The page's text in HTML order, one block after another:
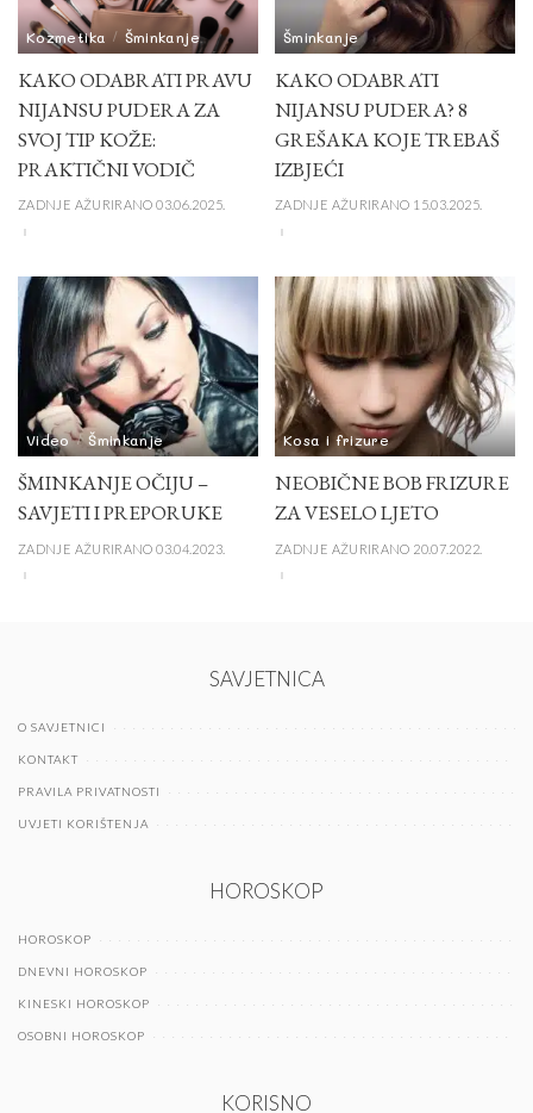
Kozmetika Šminkanje
KAKO ODABRATI PRAVU
NIJANSU PUDERA ZA
SVOJ TIP KOŽE:
PRAKTIČNI VODIČ
ZADNJE AŽURIRANO 03.06.2025.
Šminkanje
KAKO ODABRATI
NIJANSU PUDERA? 8
GREŠAKA KOJE TREBAŠ
IZBJEĆI
ZADNJE AŽURIRANO 15.03.2025.
Video Šminkanje
ŠMINKANJE OČIJU –
SAVJETI I PREPORUKE
ZADNJE AŽURIRANO 03.04.2023.
Kosa i frizure
NEOBIČNE BOB FRIZURE
ZA VESELO LJETO
ZADNJE AŽURIRANO 20.07.2022.
SAVJETNICA
O SAVJETNICI
KONTAKT
PRAVILA PRIVATNOSTI
UVJETI KORIŠTENJA
HOROSKOP
HOROSKOP
DNEVNI HOROSKOP
KINESKI HOROSKOP
OSOBNI HOROSKOP
KORISNO